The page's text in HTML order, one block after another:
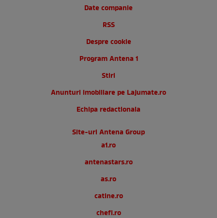
Date companie
RSS
Despre cookie
Program Antena 1
Stiri
Anunturi imobiliare pe Lajumate.ro
Echipa redactionala
Site-uri Antena Group
a1.ro
antenastars.ro
as.ro
catine.ro
chefi.ro